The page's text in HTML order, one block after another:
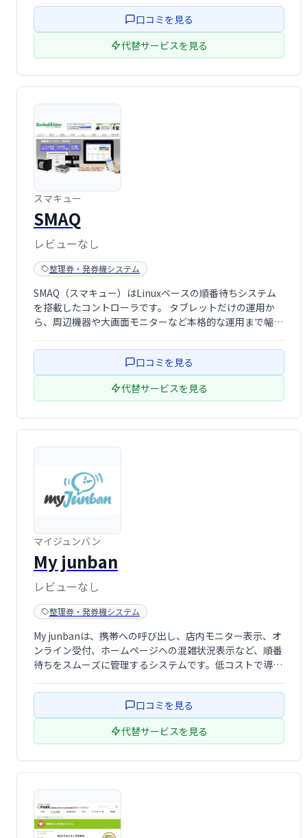
載。スムーズな顧客対応を実現します。
口コミを見る
代替サービスを見る
スマキュー
SMAQ
レビューなし
整理券・発券機システム
SMAQ（スマキュー）はLinuxベースの順番待ちシステム
を搭載したコントローラです。 タブレットだけの運用か
ら、周辺機器や大画面モニターなど本格的な運用まで幅広
口コミを見る
代替サービスを見る
マイジュンバン
My junban
レビューなし
整理券・発券機システム
My junbanは、携帯への呼び出し、店内モニター表示、オ
ンライン受付、ホームページへの混雑状況表示など、順番
待ちをスムーズに管理するシステムです。低コストで導入
間のストレス軽減で、快適な顧客体験を提供しましょう。
口コミを見る
代替サービスを見る